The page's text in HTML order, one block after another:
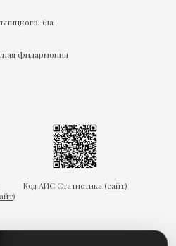
61а
филармония
)
Код АИС Статистика (сайт)